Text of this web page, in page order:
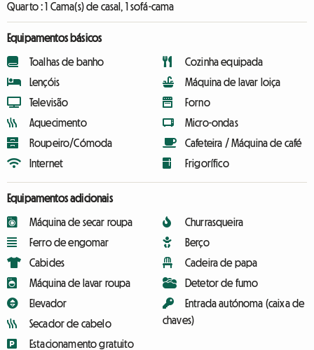
Quarto :1 Cama(s) de casal, 1 sofá-cama
Equipamentos básicos
Toalhas de banho
Lençóis
Televisão
Aquecimento
Roupeiro/Cómoda
Internet
Cozinha equipada
Máquina de lavar loiça
Forno
Micro-ondas
Cafeteira / Máquina de café
Frigorífico
Equipamentos adicionais
Máquina de secar roupa
Ferro de engomar
Cabides
Máquina de lavar roupa
Elevador
Secador de cabelo
Estacionamento gratuito
Churrasqueira
Berço
Cadeira de papa
Detetor de fumo
Entrada autónoma (caixa de
chaves)